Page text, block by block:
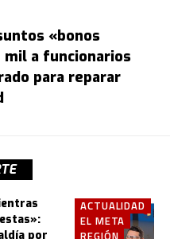
«bonos
a funcionarios
para reparar
ACTUALIDAD
EL META
por